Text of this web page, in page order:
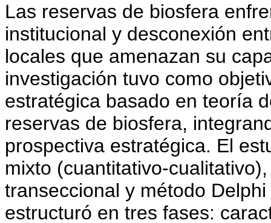
Las reservas de biosfera
institucional y desconexión
locales que amenazan su
investigación tuvo como
estratégica basado en teoría
reservas de biosfera,
prospectiva estratégica. El
mixto (cuantitativo-
transeccional y método
estructuró en tres fases: